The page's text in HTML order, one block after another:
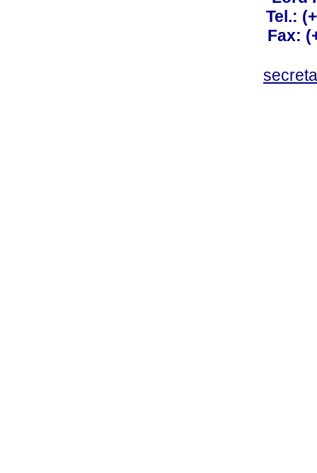
Tel.:
Fax: